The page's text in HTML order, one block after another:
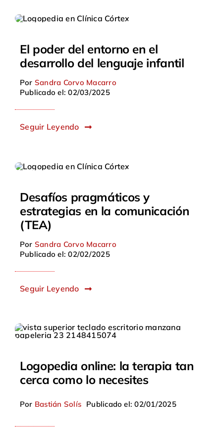
El poder del entorno en el
desarrollo del lenguaje infantil
Por Sandra Corvo Macarro
Publicado el: 02/03/2025
Seguir Leyendo
Desafíos pragmáticos y
estrategias en la comunicación
(TEA)
Por Sandra Corvo Macarro
Publicado el: 02/02/2025
Seguir Leyendo
Logopedia online: la terapia tan
cerca como lo necesites
Por Bastián Solís Publicado el: 02/01/2025